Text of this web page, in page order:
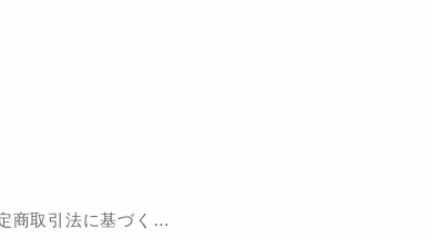
特定商取引法に基づく表記